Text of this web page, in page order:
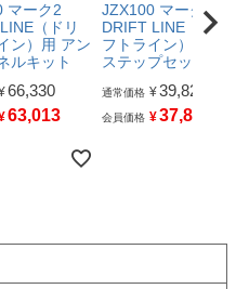
マーク2
（ドリ
ン）用 アン
ルキット
66,330
63,013
JZX100 マーク2
DRIFT LINE（ドリ
フトライン） サイ
ステップセット
通常価格 ¥39,820
会員価格 ¥37,829